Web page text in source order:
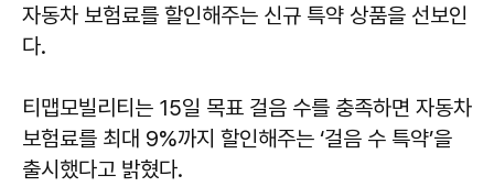
자동차 보험료를 할인해주는 신규 특약 상품을 선보인
다.
티맵모빌리티는 15일 목표 걸음 수를 충족하면 자동차
보험료를 최대 9%까지 할인해주는 ‘걸음 수 특약’을
출시했다고 밝혔다.